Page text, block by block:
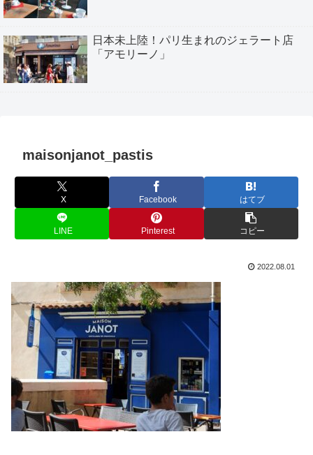
日本未上陸！パリ生まれのジェラート店
「アモリーノ」
maisonjanot_pastis
X Facebook はてブ
LINE Pinterest コピー
2022.08.01